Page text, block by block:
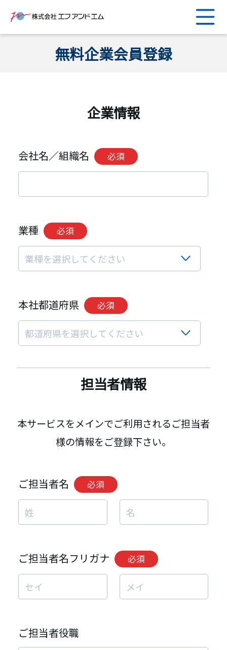
無料企業会員登録
企業情報
会社名／組織名 必須
業種 必須
本社都道府県 必須
担当者情報
本サービスをメインでご利用されるご担当者
様の情報をご登録下さい。
ご担当者名 必須
ご担当者名フリガナ 必須
ご担当者役職